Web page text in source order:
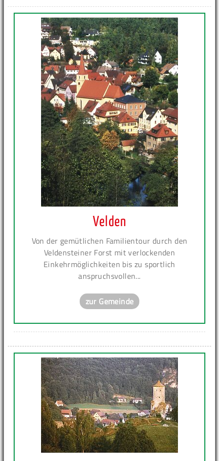
Velden
Von der gemütlichen Familientour durch den
Veldensteiner Forst mit verlockenden
Einkehrmöglichkeiten bis zu sportlich
anspruchsvollen...
zur Gemeinde